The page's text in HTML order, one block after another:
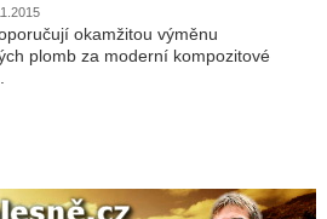
okamžitou výměnu
plomb za moderní kompozitové